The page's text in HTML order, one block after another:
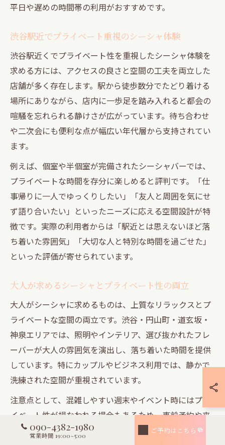
平日や遅めの時間帯の利用がおすすめです。
渋谷駅近でプライベート重視のシーシャ体験
渋谷駅近くでプライベート性を重視したシーシャ体験を
求める方には、アクセスの良さと空間の工夫を両立した
店舗が多く存在します。駅から徒歩数分でたどり着ける
場所にありながら、店内に一歩足を踏み入れると都会の
喧騒を忘れられる静けさが広がっています。待ち合わせ
や二次会にも便利な点が幅広い年代層から支持されてい
ます。
例えば、個室や半個室が完備されたシーシャバーでは、
プライベートな時間を存分に楽しめると評判です。「仕
事帰りに一人でゆっくりしたい」「友人と周囲を気にせ
ず語り合いたい」といったニーズに応える空間設計が特
徴です。実際の利用者からは「駅近とは思えないほど落
ち着いた雰囲気」「大切な人と特別な時間を過ごせた」
といった評価が寄せられています。
大人が求めるシーシャとプライベート性の両立
大人がシーシャに求めるものは、上質なリラックスとプ
ライベートな空間の両立です。渋谷・円山町・道玄坂・
神泉エリアでは、照明やインテリア、選び抜かれたフレ
ーバーが大人の雰囲気を演出し、落ち着いた時間を提供
しています。特にカップルやビジネス利用では、静かで
洗練された空間が重視されています。
注意点として、混雑しやすい週末やイベント時にはプラ
イベート性が損なわれる場合もあるため、事前予約や来
店時間の調整が推奨されます。成功例として「少人数で
090-4382-1980
営業時間 19:00~5:00
ご予約はこちら